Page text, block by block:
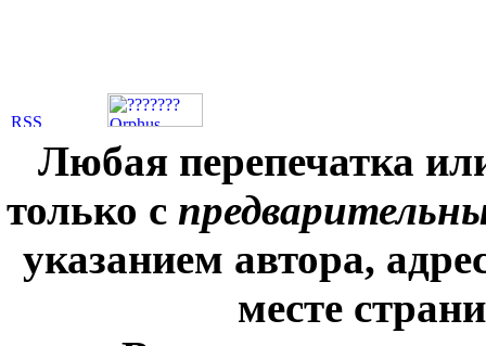
Любая перепечатка
только с
указанием автора,
месте